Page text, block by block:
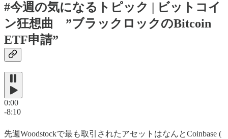
#今週の気になるトピック | ビットコイ
ン狂想曲 ”ブラックロックのBitcoin
ETF申請”
0:00
-8:10
先週Woodstockで最も取引されたアセットはなんとCoinbase (